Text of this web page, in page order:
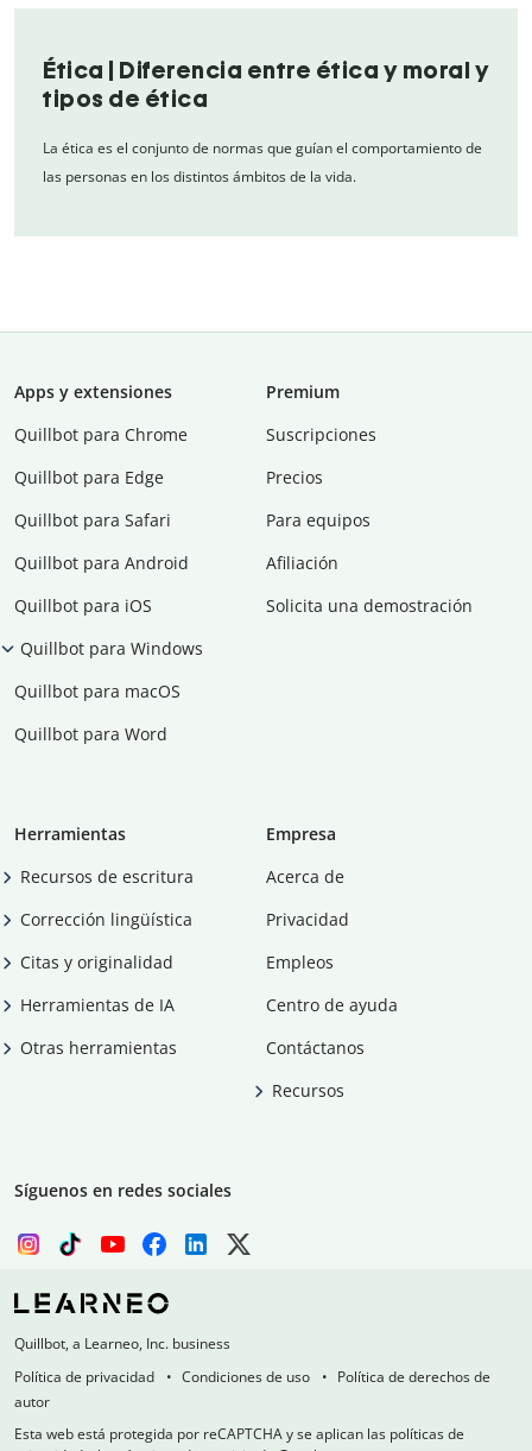
Ética | Diferencia entre ética y moral y
tipos de ética
La ética es el conjunto de normas que guían el comportamiento de
las personas en los distintos ámbitos de la vida.
Apps y extensiones
Quillbot para Chrome
Quillbot para Edge
Quillbot para Safari
Quillbot para Android
Quillbot para iOS
Quillbot para Windows
Quillbot para macOS
Quillbot para Word
Premium
Suscripciones
Precios
Para equipos
Afiliación
Solicita una demostración
Herramientas
Recursos de escritura
Corrección lingüística
Citas y originalidad
Herramientas de IA
Otras herramientas
Empresa
Acerca de
Privacidad
Empleos
Centro de ayuda
Contáctanos
Recursos
Síguenos en redes sociales
Quillbot, a Learneo, Inc. business
Política de privacidad
Condiciones de uso
Política de derechos de
autor
Esta web está protegida por reCAPTCHA y se aplican las políticas de